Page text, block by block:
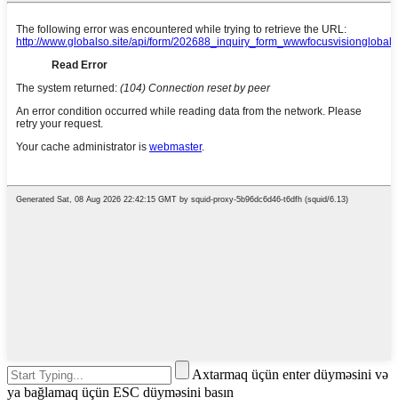
Axtarmaq üçün enter düyməsini və
ya bağlamaq üçün ESC düyməsini basın